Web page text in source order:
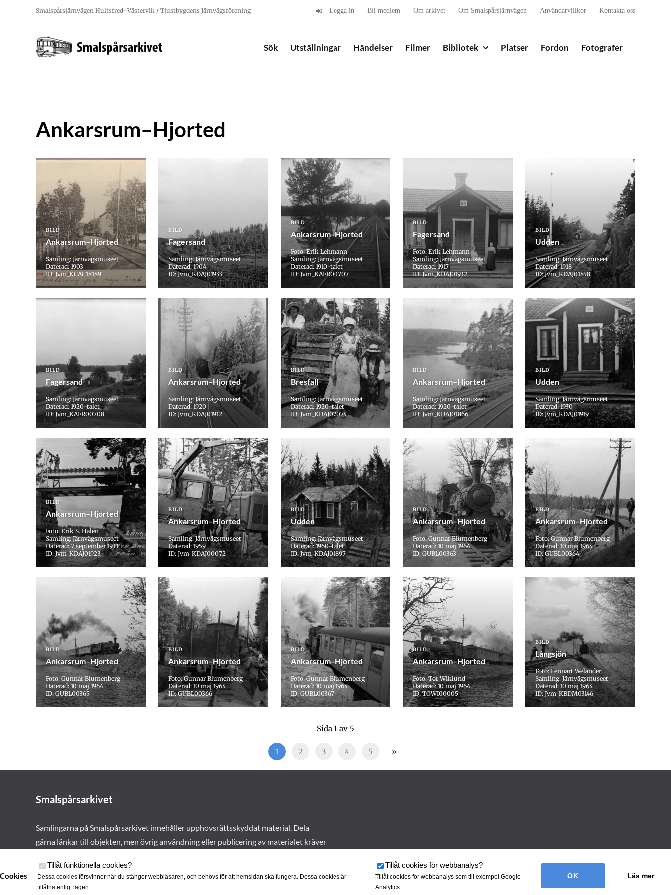
Smalspårsjärnvägen Hultsfred–Västervik / Tjustbygdens Järnvägsförening Logga in Bli medlem Om arkivet Om Smalspårsjärnvägen Användarvillkor Kontakta oss
Sök Utställningar Händelser Filmer Bibliotek Platser Fordon Fotografer
Ankarsrum–Hjorted
BILD
Ankarsrum–Hjorted
Samling: Järnvägsmuseet
Daterad: 1903
ID: Jvm_KCAC18189
BILD
Fagersand
Samling: Järnvägsmuseet
Daterad: 1904
ID: Jvm_KDAJ01933
BILD
Ankarsrum–Hjorted
Foto: Erik Lehmann
Samling: Järnvägsmuseet
Daterad: 1910-talet
ID: Jvm_KAFR00707
BILD
Fagersand
Foto: Erik Lehmann
Samling: Järnvägsmuseet
Daterad: 1917
ID: Jvm_KDAJ01932
BILD
Udden
Samling: Järnvägsmuseet
Daterad: 1918
ID: Jvm_KDAJ01858
BILD
Fagersand
Samling: Järnvägsmuseet
Daterad: 1920-talet
ID: Jvm_KAFR00708
BILD
Ankarsrum–Hjorted
Samling: Järnvägsmuseet
Daterad: 1920
ID: Jvm_KDAJ01912
BILD
Bresfall
Samling: Järnvägsmuseet
Daterad: 1920-talet
ID: Jvm_KDAJ02074
BILD
Ankarsrum–Hjorted
Samling: Järnvägsmuseet
Daterad: 1920-talet
ID: Jvm_KDAJ01866
BILD
Udden
Samling: Järnvägsmuseet
Daterad: 1930
ID: Jvm_KDAJ01919
BILD
Ankarsrum–Hjorted
Foto: Erik S. Halén
Samling: Järnvägsmuseet
Daterad: 7 september 1933
ID: Jvm_KDAJ01923
BILD
Ankarsrum–Hjorted
Samling: Järnvägsmuseet
Daterad: 1959
ID: Jvm_KDAJ00072
BILD
Udden
Samling: Järnvägsmuseet
Daterad: 1960-talet
ID: Jvm_KDAJ01897
BILD
Ankarsrum–Hjorted
Foto: Gunnar Blumenberg
Daterad: 10 maj 1964
ID: GUBL00363
BILD
Ankarsrum–Hjorted
Foto: Gunnar Blumenberg
Daterad: 10 maj 1964
ID: GUBL00364
BILD
Ankarsrum–Hjorted
Foto: Gunnar Blumenberg
Daterad: 10 maj 1964
ID: GUBL00365
BILD
Ankarsrum–Hjorted
Foto: Gunnar Blumenberg
Daterad: 10 maj 1964
ID: GUBL00366
BILD
Ankarsrum–Hjorted
Foto: Gunnar Blumenberg
Daterad: 10 maj 1964
ID: GUBL00367
BILD
Ankarsrum–Hjorted
Foto: Tor Wiklund
Daterad: 10 maj 1964
ID: TOWI00005
BILD
Långsjön
Foto: Lennart Welander
Samling: Järnvägsmuseet
Daterad: 10 maj 1964
ID: Jvm_KBDM03146
Sida 1 av 5
1 2 3 4 5 »
Smalspårsarkivet
Samlingarna på Smalspårsarkivet innehåller upphovsrättsskyddat material. Dela
gärna länkar till objekten, men övrig användning eller publicering av materialet kräver
Cookies
Tillåt funktionella cookies?
Dessa cookies försvinner när du stänger webbläsaren, och behövs för att hemsidan ska fungera. Dessa cookies är
tillåtna enligt lagen.
Tillåt cookies för webbanalys?
Tillåt cookies för webbanalys som till exempel Google
Analytics.
Läs mer